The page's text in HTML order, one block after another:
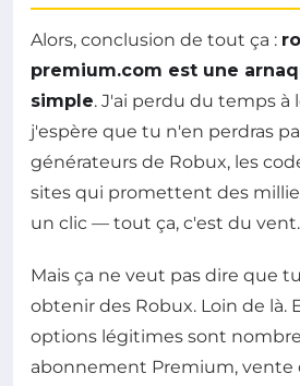
Alors, conclusion de tout ça :
premium.com est une
simple. J'ai perdu du temps à
j'espère que tu n'en perdras
générateurs de Robux, les
sites qui promettent des
un clic — tout ça, c'est du vent.
Mais ça ne veut pas dire que
obtenir des Robux. Loin de là.
options légitimes sont
abonnement Premium, vente